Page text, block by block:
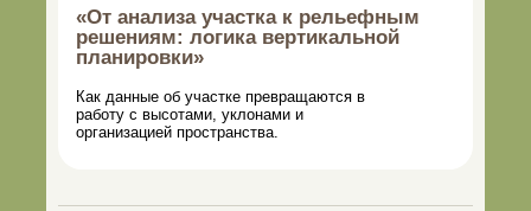
Как данные об участке превращаются в
работу с высотами, уклонами и
организацией пространства.
«От анализа участка к рельефным
решениям: логика вертикальной
планировки»